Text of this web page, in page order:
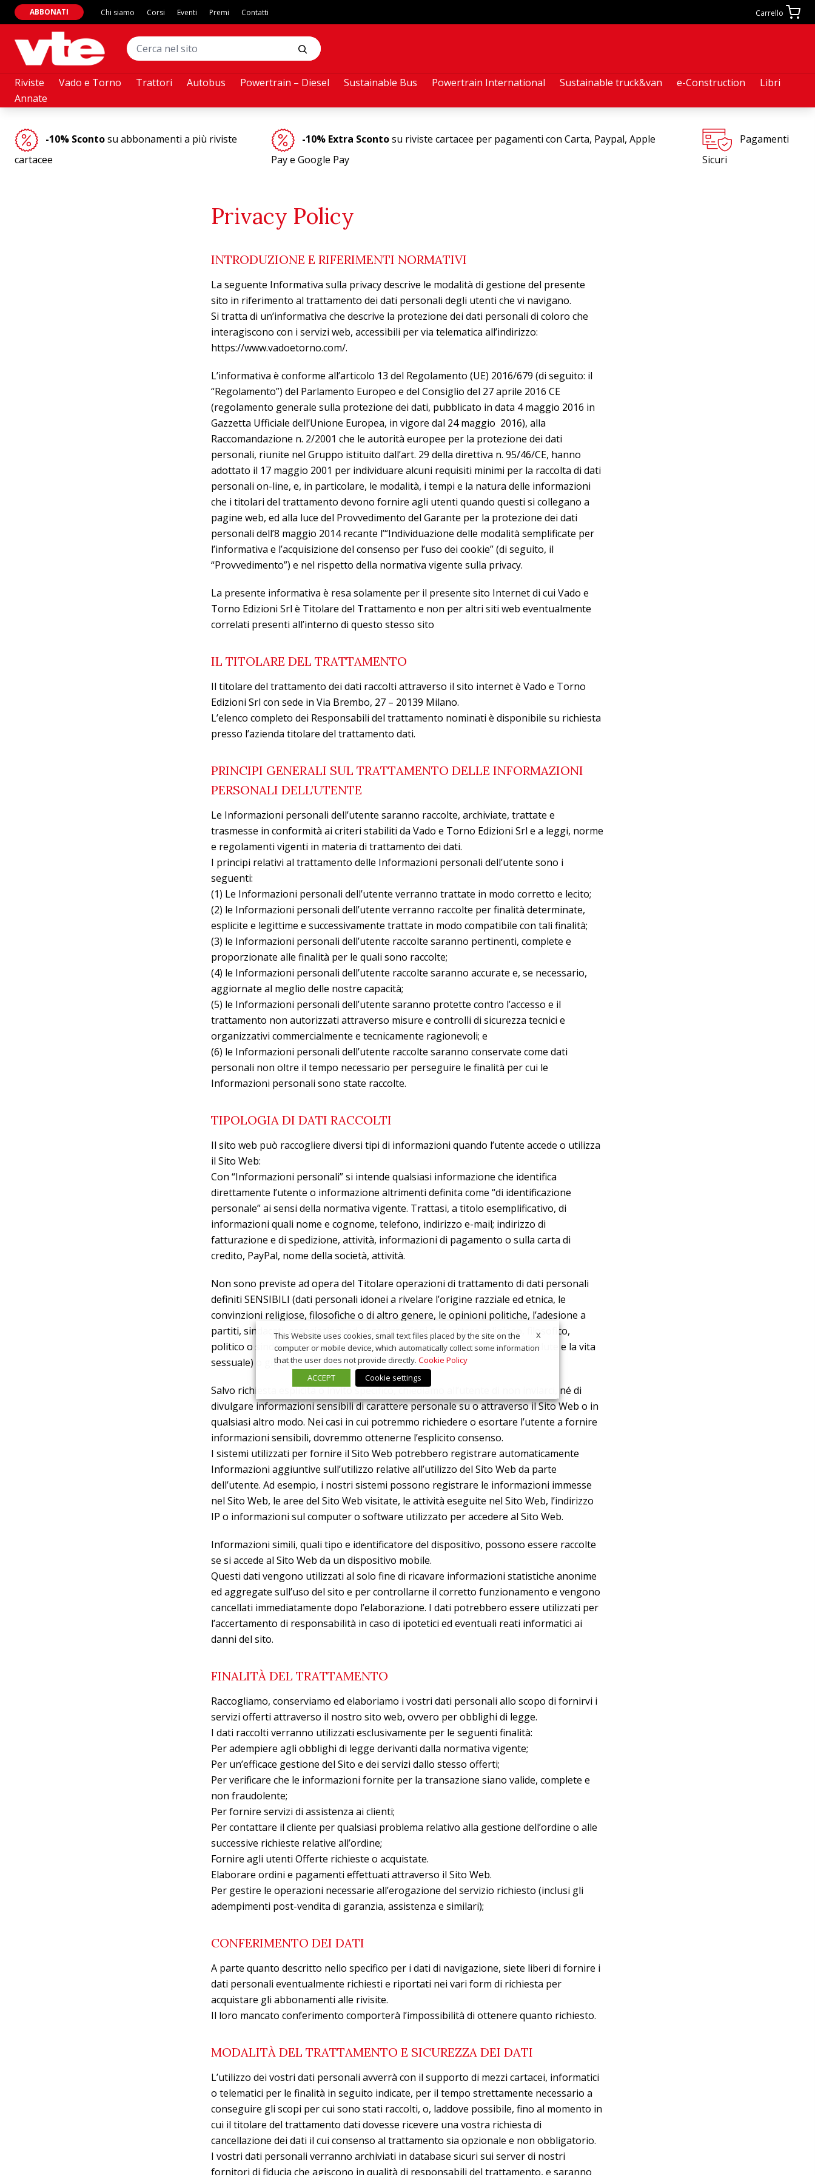
Riviste Vado e Torno Trattori Autobus Powertrain – Diesel Sustainable Bus Powertrain International Sustainable truck&van e-Construction
Libri
Annate
ABBONATI Chi siamo Corsi Eventi Premi Contatti Carrello
-10% Scontosu abbonamenti a più riviste
cartacee
-10% Extra Scontosu riviste cartacee per pagamenti con Carta, Paypal, Apple
Pay e Google Pay
Pagamenti
Sicuri
Privacy Policy
INTRODUZIONE E RIFERIMENTI NORMATIVI
La seguente Informativa sulla privacy descrive le modalità di gestione del presente
sito in riferimento al trattamento dei dati personali degli utenti che vi navigano.
Si tratta di un’informativa che descrive la protezione dei dati personali di coloro che
interagiscono con i servizi web, accessibili per via telematica all’indirizzo:
https://www.vadoetorno.com/.
L’informativa è conforme all’articolo 13 del Regolamento (UE) 2016/679 (di seguito: il
“Regolamento”) del Parlamento Europeo e del Consiglio del 27 aprile 2016 CE
(regolamento generale sulla protezione dei dati, pubblicato in data 4 maggio 2016 in
Gazzetta Ufficiale dell’Unione Europea, in vigore dal 24 maggio 2016), alla
Raccomandazione n. 2/2001 che le autorità europee per la protezione dei dati
personali, riunite nel Gruppo istituito dall’art. 29 della direttiva n. 95/46/CE, hanno
adottato il 17 maggio 2001 per individuare alcuni requisiti minimi per la raccolta di dati
personali on-line, e, in particolare, le modalità, i tempi e la natura delle informazioni
che i titolari del trattamento devono fornire agli utenti quando questi si collegano a
pagine web, ed alla luce del Provvedimento del Garante per la protezione dei dati
personali dell’8 maggio 2014 recante l’“Individuazione delle modalità semplificate per
l’informativa e l’acquisizione del consenso per l’uso dei cookie” (di seguito, il
“Provvedimento”) e nel rispetto della normativa vigente sulla privacy.
La presente informativa è resa solamente per il presente sito Internet di cui Vado e
Torno Edizioni Srl è Titolare del Trattamento e non per altri siti web eventualmente
correlati presenti all’interno di questo stesso sito
IL TITOLARE DEL TRATTAMENTO
Il titolare del trattamento dei dati raccolti attraverso il sito internet è Vado e Torno
Edizioni Srl con sede in Via Brembo, 27 – 20139 Milano.
L’elenco completo dei Responsabili del trattamento nominati è disponibile su richiesta
presso l’azienda titolare del trattamento dati.
PRINCIPI GENERALI SUL TRATTAMENTO DELLE INFORMAZIONI
PERSONALI DELL’UTENTE
Le Informazioni personali dell’utente saranno raccolte, archiviate, trattate e
trasmesse in conformità ai criteri stabiliti da Vado e Torno Edizioni Srl e a leggi, norme
e regolamenti vigenti in materia di trattamento dei dati.
I principi relativi al trattamento delle Informazioni personali dell’utente sono i
seguenti:
(1) Le Informazioni personali dell’utente verranno trattate in modo corretto e lecito;
(2) le Informazioni personali dell’utente verranno raccolte per finalità determinate,
esplicite e legittime e successivamente trattate in modo compatibile con tali finalità;
(3) le Informazioni personali dell’utente raccolte saranno pertinenti, complete e
proporzionate alle finalità per le quali sono raccolte;
(4) le Informazioni personali dell’utente raccolte saranno accurate e, se necessario,
aggiornate al meglio delle nostre capacità;
(5) le Informazioni personali dell’utente saranno protette contro l’accesso e il
trattamento non autorizzati attraverso misure e controlli di sicurezza tecnici e
organizzativi commercialmente e tecnicamente ragionevoli; e
(6) le Informazioni personali dell’utente raccolte saranno conservate come dati
personali non oltre il tempo necessario per perseguire le finalità per cui le
Informazioni personali sono state raccolte.
TIPOLOGIA DI DATI RACCOLTI
Il sito web può raccogliere diversi tipi di informazioni quando l’utente accede o utilizza
il Sito Web:
Con “Informazioni personali” si intende qualsiasi informazione che identifica
direttamente l’utente o informazione altrimenti definita come “di identificazione
personale” ai sensi della normativa vigente. Trattasi, a titolo esemplificativo, di
informazioni quali nome e cognome, telefono, indirizzo e-mail; indirizzo di
fatturazione e di spedizione, attività, informazioni di pagamento o sulla carta di
credito, PayPal, nome della società, attività.
Non sono previste ad opera del Titolare operazioni di trattamento di dati personali
definiti SENSIBILI (dati personali idonei a rivelare l’origine razziale ed etnica, le
convinzioni religiose, filosofiche o di altro genere, le opinioni politiche, l’adesione a
partiti, sindacati, associazioni od organizzazioni a carattere religioso, filosofico,
politico o sindacale, nonché i dati personali idonei a rivelare lo stato di salute e la vita
sessuale) o giudiziari.
Salvo richiesta esplicita o invito specifico, chiediamo all’utente di non inviarci, né di
divulgare informazioni sensibili di carattere personale su o attraverso il Sito Web o in
qualsiasi altro modo. Nei casi in cui potremmo richiedere o esortare l’utente a fornire
informazioni sensibili, dovremmo ottenerne l’esplicito consenso.
I sistemi utilizzati per fornire il Sito Web potrebbero registrare automaticamente
Informazioni aggiuntive sull’utilizzo relative all’utilizzo del Sito Web da parte
dell’utente. Ad esempio, i nostri sistemi possono registrare le informazioni immesse
nel Sito Web, le aree del Sito Web visitate, le attività eseguite nel Sito Web, l’indirizzo
IP o informazioni sul computer o software utilizzato per accedere al Sito Web.
Informazioni simili, quali tipo e identificatore del dispositivo, possono essere raccolte
se si accede al Sito Web da un dispositivo mobile.
Questi dati vengono utilizzati al solo fine di ricavare informazioni statistiche anonime
ed aggregate sull’uso del sito e per controllarne il corretto funzionamento e vengono
cancellati immediatamente dopo l’elaborazione. I dati potrebbero essere utilizzati per
l’accertamento di responsabilità in caso di ipotetici ed eventuali reati informatici ai
danni del sito.
FINALITÀ DEL TRATTAMENTO
Raccogliamo, conserviamo ed elaboriamo i vostri dati personali allo scopo di fornirvi i
servizi offerti attraverso il nostro sito web, ovvero per obblighi di legge.
I dati raccolti verranno utilizzati esclusivamente per le seguenti finalità:
Per adempiere agli obblighi di legge derivanti dalla normativa vigente;
Per un’efficace gestione del Sito e dei servizi dallo stesso offerti;
Per verificare che le informazioni fornite per la transazione siano valide, complete e
non fraudolente;
Per fornire servizi di assistenza ai clienti;
Per contattare il cliente per qualsiasi problema relativo alla gestione dell’ordine o alle
successive richieste relative all’ordine;
Fornire agli utenti Offerte richieste o acquistate.
Elaborare ordini e pagamenti effettuati attraverso il Sito Web.
Per gestire le operazioni necessarie all’erogazione del servizio richiesto (inclusi gli
adempimenti post-vendita di garanzia, assistenza e similari);
CONFERIMENTO DEI DATI
A parte quanto descritto nello specifico per i dati di navigazione, siete liberi di fornire i
dati personali eventualmente richiesti e riportati nei vari form di richiesta per
acquistare gli abbonamenti alle rivisite.
Il loro mancato conferimento comporterà l’impossibilità di ottenere quanto richiesto.
MODALITÀ DEL TRATTAMENTO E SICUREZZA DEI DATI
L’utilizzo dei vostri dati personali avverrà con il supporto di mezzi cartacei, informatici
o telematici per le finalità in seguito indicate, per il tempo strettamente necessario a
conseguire gli scopi per cui sono stati raccolti, o, laddove possibile, fino al momento in
cui il titolare del trattamento dati dovesse ricevere una vostra richiesta di
cancellazione dei dati il cui consenso al trattamento sia opzionale e non obbligatorio.
I vostri dati personali verranno archiviati in database sicuri sui server di nostri
fornitori di fiducia che agiscono in qualità di responsabili del trattamento, e saranno
X
This Website uses cookies, small text files placed by the site on the
computer or mobile device, which automatically collect some information
that the user does not provide directly. Cookie Policy
ACCEPT
Cookie settings